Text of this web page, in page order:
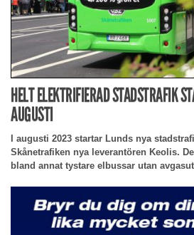
HELT ELEKTRIFIERAD STADSTRAFIK
AUGUSTI
I augusti 2023 startar Lunds nya
Skånetrafiken nya leverantören Keolis.
bland annat tystare elbussar utan